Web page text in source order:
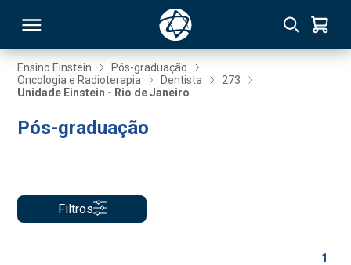
Ensino Einstein
Pós-graduação
Oncologia e Radioterapia
Dentista
273
Unidade Einstein - Rio de Janeiro
Pós-graduação
Filtros
1